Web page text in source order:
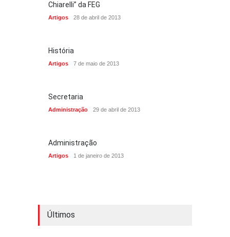
Chiarelli” da FEG
Artigos 28 de abril de 2013
História
Artigos 7 de maio de 2013
Secretaria
Administração 29 de abril de 2013
Administração
Artigos 1 de janeiro de 2013
Últimos